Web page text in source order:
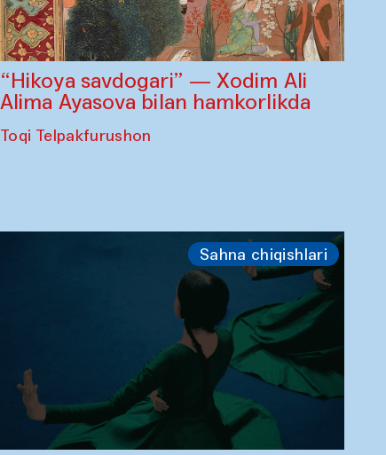
“Hikoya savdogari” — Xodim Ali
Alima Ayasova bilan hamkorlikda
Toqi Telpakfurushon
Sahna chiqishlari